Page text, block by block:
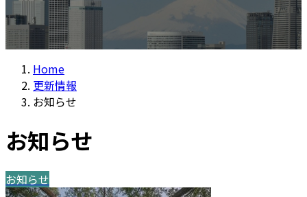
Home
更新情報
お知らせ
お知らせ
お知らせ